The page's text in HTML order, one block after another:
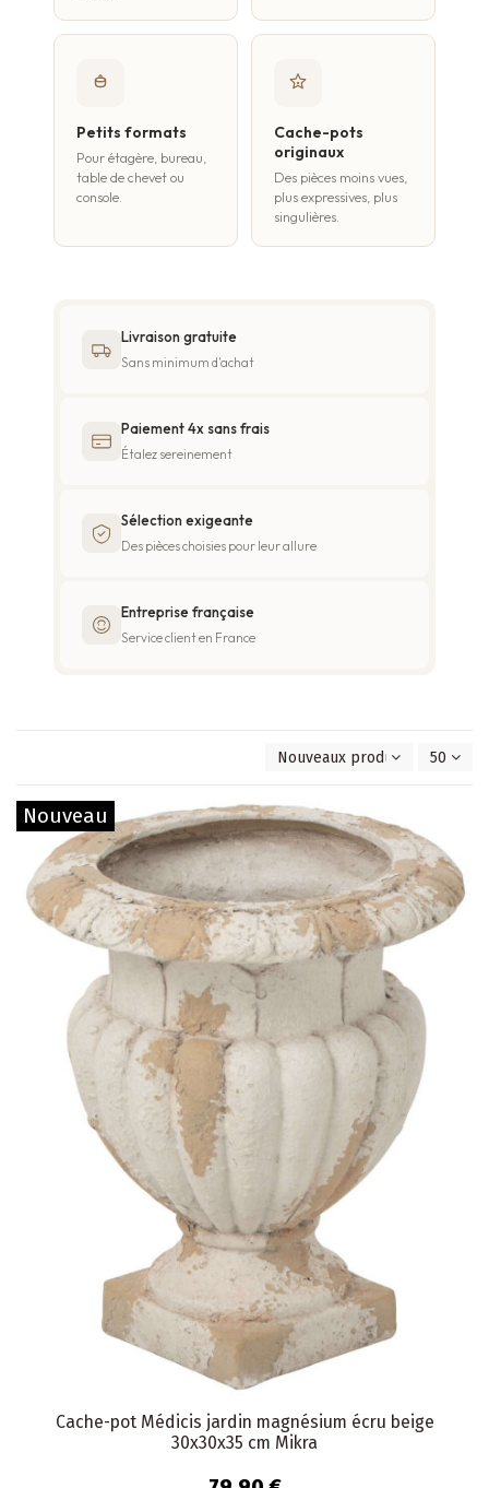
Petits formats
Pour étagère, bureau,
table de chevet ou
console.
Cache-pots
originaux
Des pièces moins vues,
plus expressives, plus
singulières.
Livraison gratuite
Sans minimum d'achat
Paiement 4x sans frais
Étalez sereinement
Sélection exigeante
Des pièces choisies pour leur allure
Entreprise française
Service client en France
Nouveaux produits en50
Nouveau
Cache-pot Médicis jardin magnésium écru beige
30x30x35 cm Mikra